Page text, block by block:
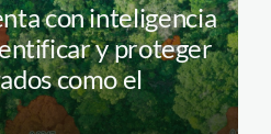
con inteligencia
y proteger
como el